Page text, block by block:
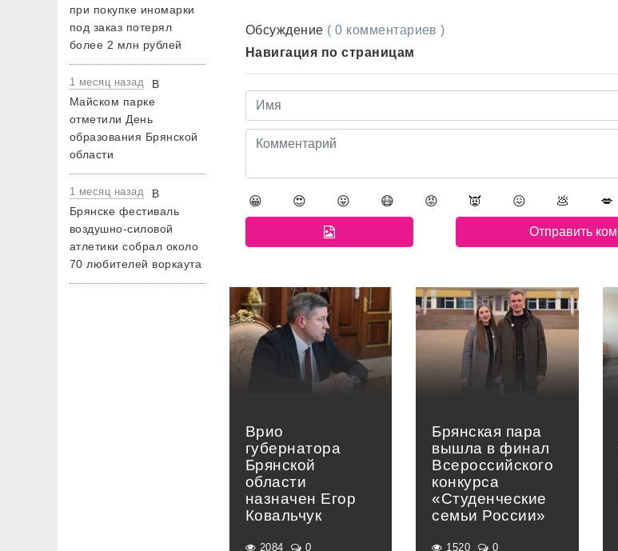
при покупке иномарки
под заказ потерял
более 2 млн рублей
1 месяц назад
В
Майском парке
отметили День
образования Брянской
области
1 месяц назад
В
Брянске фестиваль
воздушно-силовой
атлетики собрал около
70 любителей воркаута
Обсуждение ( 0 комментариев )
Навигация по страницам
😀 😍 😛 😷 😡 👿 😖 💩 💋
Врио
губернатора
Брянской
области
назначен Егор
Ковальчук
2084 0
Брянская пара
вышла в финал
Всероссийского
конкурса
«Студенческие
семьи России»
1520 0